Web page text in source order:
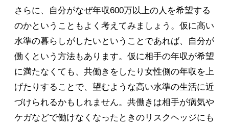
さらに、自分がなぜ年収600万以上の人を希望する
のかということもよく考えてみましょう。仮に高い
水準の暮らしがしたいということであれば、自分が
働くという方法もあります。仮に相手の年収が希望
に満たなくても、共働きをしたり女性側の年収を上
げたりすることで、望むような高い水準の生活に近
づけられるかもしれません。共働きは相手が病気や
ケガなどで働けなくなったときのリスクヘッジにも